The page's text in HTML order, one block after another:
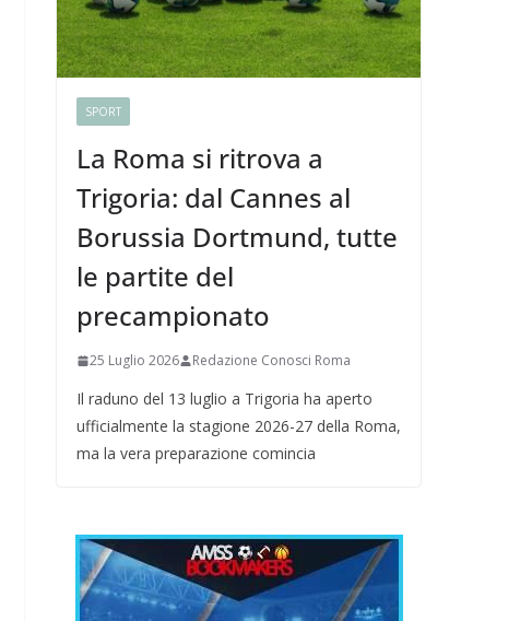
SPORT
La Roma si ritrova a
Trigoria: dal Cannes al
Borussia Dortmund, tutte
le partite del
precampionato
25 Luglio 2026 Redazione Conosci Roma
Il raduno del 13 luglio a Trigoria ha aperto
ufficialmente la stagione 2026-27 della Roma,
ma la vera preparazione comincia